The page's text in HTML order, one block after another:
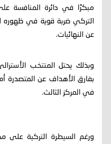
مبكرًا في دائرة المنافسة
التركي ضربة قوية في ظهوره
عن النهائيات.
وبذلك يحتل المنتخب
بفارق الأهداف عن المتصدرة
في المركز الثالث.
ورغم السيطرة التركية على